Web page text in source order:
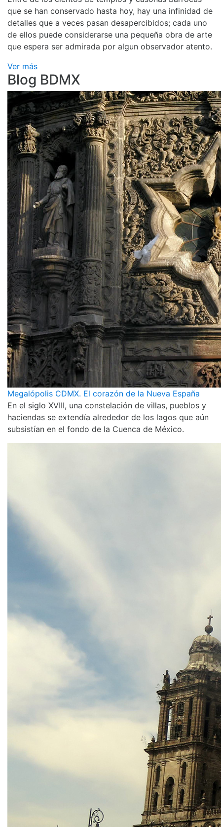
que se han conservado hasta hoy, hay una infinidad de
detalles que a veces pasan desapercibidos; cada uno
de ellos puede considerarse una pequeña obra de arte
que espera ser admirada por algun observador atento.
Ver más
Blog BDMX
Megalópolis CDMX. El corazón de la Nueva España
En el siglo XVIII, una constelación de villas, pueblos y
haciendas se extendía alrededor de los lagos que aún
subsistían en el fondo de la Cuenca de México.